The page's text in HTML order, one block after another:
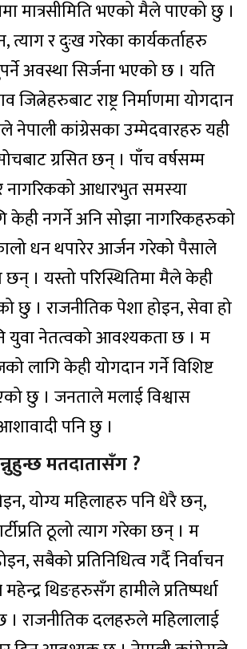
मात्रसीमिति भएको मैले पाएको छु ।
त्याग र दुःख गरेका कार्यकर्ताहरु
अवस्था सिर्जना भएको छ । यति
जित्नेहरुबाट राष्ट्र निर्माणमा योगदान
नेपाली कांग्रेसका उम्मेदवारहरु यही
ग्रसित छन् । पाँच वर्षसम्म
नागरिकको आधारभुत समस्या
केही नगर्ने अनि सोझा नागरिकहरुको
धन थपारेर आर्जन गरेको पैसाले
छन् । यस्तो परिस्थितिमा मैले केही
छु । राजनीतिक पेशा होइन, सेवा हो
युवा नेतत्वको आवश्यकता छ । म
लागि केही योगदान गर्ने विशिष्ट
छु । जनताले मलाई विश्वास
पनि छु ।
मतदातासँग ?
योग्य महिलाहरु पनि धेरै छन्,
ठूलो त्याग गरेका छन् । म
सबैको प्रतिनिधित्व गर्दै निर्वाचन
थिङहरुसँग हामीले प्रतिष्पर्धा
छ । राजनीतिक दलहरुले महिलालाई